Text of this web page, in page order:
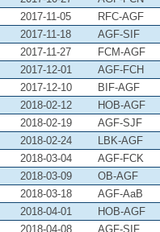
2017-11-05 RFC-AGF
2017-11-18 AGF-SIF
2017-11-27 FCM-AGF
2017-12-01 AGF-FCH
2017-12-10 BIF-AGF
2018-02-12 HOB-AGF
2018-02-19 AGF-SJF
2018-02-24 LBK-AGF
2018-03-04 AGF-FCK
2018-03-09 OB-AGF
2018-03-18 AGF-AaB
2018-04-01 HOB-AGF
2018-04-08 AGF-SIF